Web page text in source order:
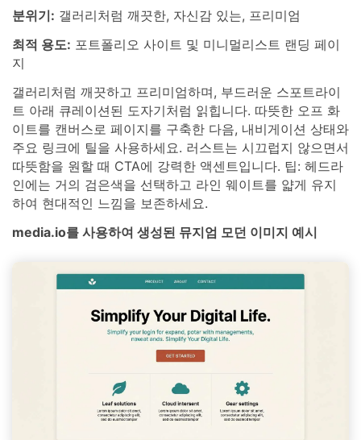
분위기: 갤러리처럼 깨끗한, 자신감 있는, 프리미엄
최적 용도: 포트폴리오 사이트 및 미니멀리스트 랜딩 페이
지
갤러리처럼 깨끗하고 프리미엄하며, 부드러운 스포트라이
트 아래 큐레이션된 도자기처럼 읽힙니다. 따뜻한 오프 화
이트를 캔버스로 페이지를 구축한 다음, 내비게이션 상태와
주요 링크에 틸을 사용하세요. 러스트는 시끄럽지 않으면서
따뜻함을 원할 때 CTA에 강력한 액센트입니다. 팁: 헤드라
인에는 거의 검은색을 선택하고 라인 웨이트를 얇게 유지
하여 현대적인 느낌을 보존하세요.
media.io를 사용하여 생성된 뮤지엄 모던 이미지 예시